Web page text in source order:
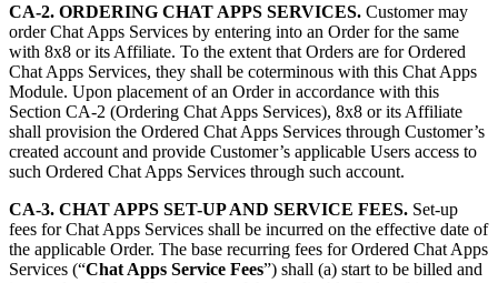
CA-2. ORDERING CHAT APPS SERVICES. Customer may
order Chat Apps Services by entering into an Order for the same
with 8x8 or its Affiliate. To the extent that Orders are for Ordered
Chat Apps Services, they shall be coterminous with this Chat Apps
Module. Upon placement of an Order in accordance with this
Section CA-2 (Ordering Chat Apps Services), 8x8 or its Affiliate
shall provision the Ordered Chat Apps Services through Customer’s
created account and provide Customer’s applicable Users access to
such Ordered Chat Apps Services through such account.
CA-3. CHAT APPS SET-UP AND SERVICE FEES. Set-up
fees for Chat Apps Services shall be incurred on the effective date of
the applicable Order. The base recurring fees for Ordered Chat Apps
Services (“Chat Apps Service Fees”) shall (a) start to be billed and